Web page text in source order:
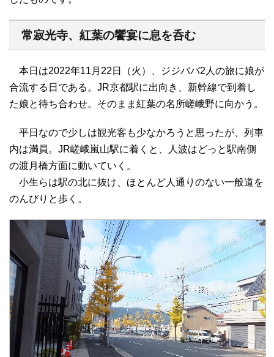
常寂光寺、紅葉の饗宴に息を呑む
本日は2022年11月22日（火）、ジジババ2人の旅に娘が
合流する日である。JR京都駅に出向き、新幹線で到着し
た娘と待ち合わせ。そのまま紅葉の名所嵯峨野に向かう。
平日なので少しは観光客も少なかろうと思ったが、列車
内は満員。JR嵯峨嵐山駅に着くと、人波はどっと駅南側
の渡月橋方面に動いていく。
小生らは駅の北に抜け、ほとんど人通りのない一般道を
のんびりと歩く。